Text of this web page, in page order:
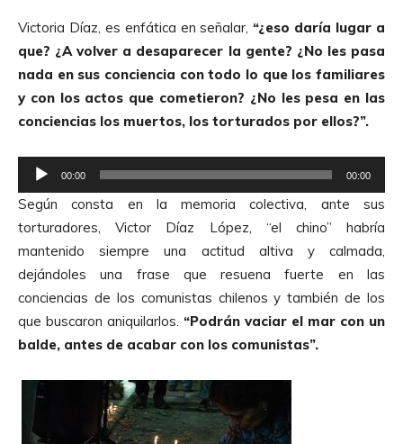
o
r
d
e
A
u
i
o
Victoria Díaz, es enfática en señalar, “¿eso daría lugar a
que? ¿A volver a desaparecer la gente? ¿No les pasa
nada en sus conciencia con todo lo que los familiares
y con los actos que cometieron? ¿No les pesa en las
conciencias los muertos, los torturados por ellos?”.
e
p
r
o
d
u
c
t
o
00:00 00:00
Según consta en la memoria colectiva, ante sus
torturadores, Victor Díaz López, “el chino” habría
mantenido siempre una actitud altiva y calmada,
dejándoles una frase que resuena fuerte en las
conciencias de los comunistas chilenos y también de los
que buscaron aniquilarlos. “Podrán vaciar el mar con un
balde, antes de acabar con los comunistas”.